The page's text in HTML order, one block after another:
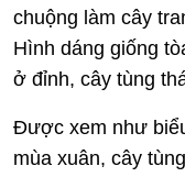
chuộng làm cây
Hình dáng giống
ở đỉnh, cây tùng
Được xem như
mùa xuân, cây